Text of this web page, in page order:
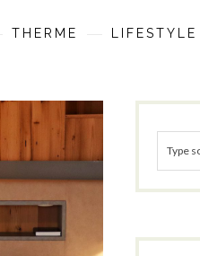
THERME LIFESTYLE